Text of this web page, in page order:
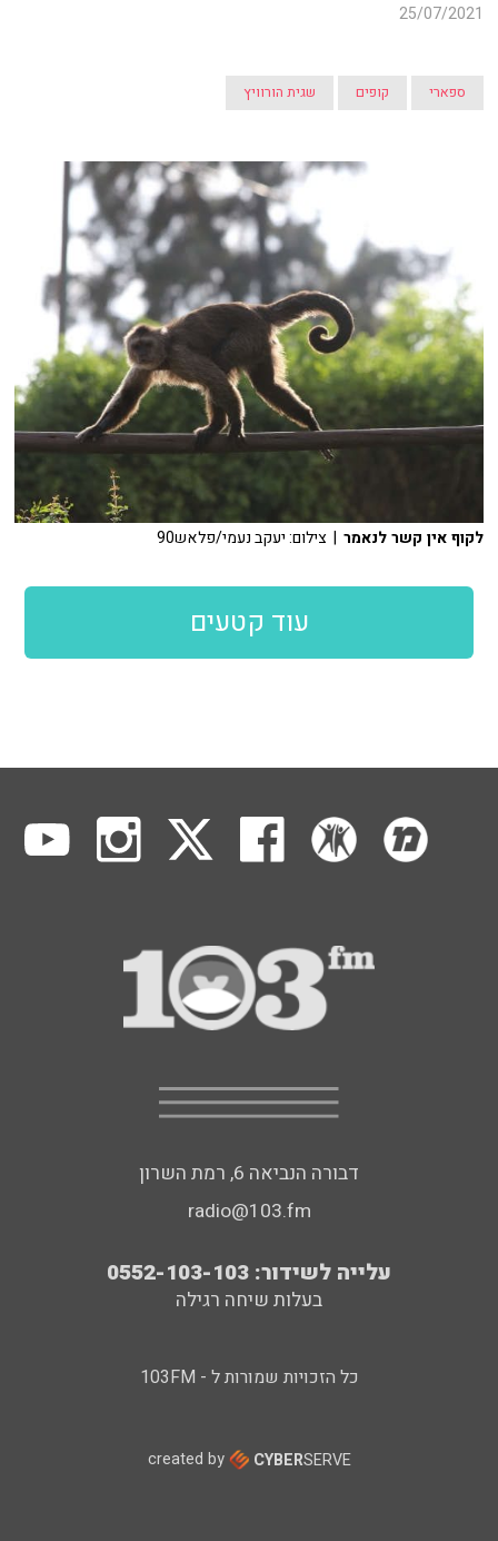
25/07/2021
ספארי קופים שגית הורוויץ
לקוף אין קשר לנאמר | צילום: יעקב נעמי/פלאש90
עוד קטעים
דבורה הנביאה 6, רמת השרון
radio@103.fm
עלייה לשידור: 0552-103-103
בעלות שיחה רגילה
כל הזכויות שמורות ל - 103FM
created by CYBERSERVE